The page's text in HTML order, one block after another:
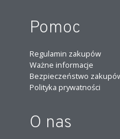
Pomoc
Regulamin zakupów
Ważne informacje
Bezpieczeństwo
Polityka prywatności
O nas